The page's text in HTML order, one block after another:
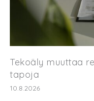
Tekoäly muuttaa
tapoja
10.8.2026